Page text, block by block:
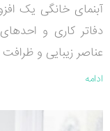
آبنمای خانگی یک
دفاتر کاری و
عناصر زیبایی و
ادامه